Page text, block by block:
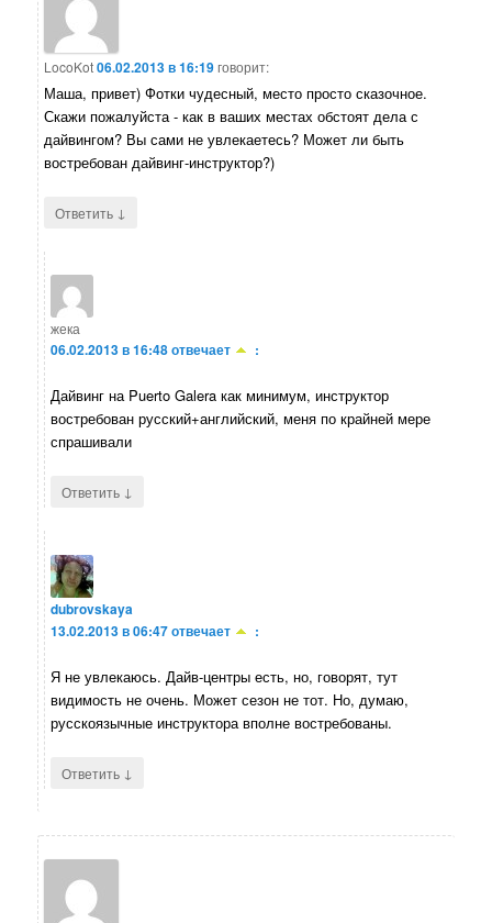
LocoKot06.02.2013 в 16:19говорит:
Маша, привет) Фотки чудесный, место просто сказочное.
Скажи пожалуйста - как в ваших местах обстоят дела с
дайвингом? Вы сами не увлекаетесь? Может ли быть
востребован дайвинг-инструктор?)
Ответить ↓
жека
06.02.2013 в 16:48отвечает :
Дайвинг на Puerto Galera как минимум, инструктор
востребован русский+английский, меня по крайней мере
спрашивали
Ответить ↓
dubrovskaya
13.02.2013 в 06:47отвечает :
Я не увлекаюсь. Дайв-центры есть, но, говорят, тут
видимость не очень. Может сезон не тот. Но, думаю,
русскоязычные инструктора вполне востребованы.
Ответить ↓